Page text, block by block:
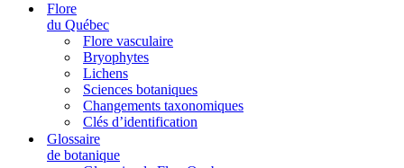
Flore
du Québec
Flore vasculaire
Bryophytes
Lichens
Sciences botaniques
Changements taxonomiques
Clés d’identification
Glossaire
de botanique